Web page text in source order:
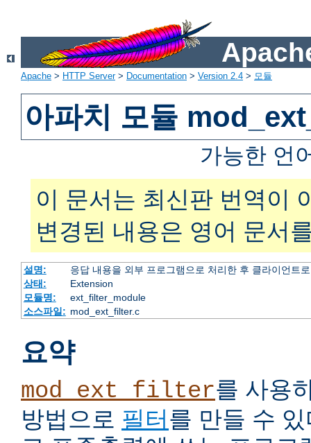
Apache > HTTP Server> Documentation > Version 2.4 > 모듈
아파치 모듈
가능한 언
이 문서는 최신판 번역이
변경된 내용은 영어 문서
설명:
응답 내용을 외부 프로그램으로 처리한 후 클라이언트
상태:
Extension
모듈명:
ext_filter_module
소스파일: mod_ext_filter.c
요약
mod_ext_filter를 사용
방법으로 필터 를 만들 수